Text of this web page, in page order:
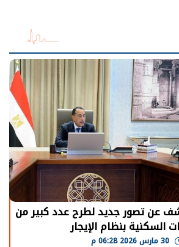
عن تصور جديد لطرح عدد كبير من
السكنية بنظام الإيجار